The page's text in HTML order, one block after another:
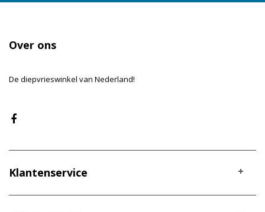
Over ons
De diepvrieswinkel van Nederland!
Klantenservice